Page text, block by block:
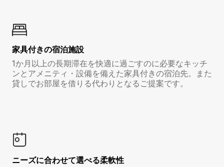
家具付き⁠の宿⁠泊⁠施⁠設
1か月以上の長期滞在を快適に過ごすのに必要なキッチ
ンとアメニティ・設備を備えた家具付きの宿泊先。また
貸しでお部屋を借りる代わりとなるご提案です。
ニーズに合わせて選べる柔軟性